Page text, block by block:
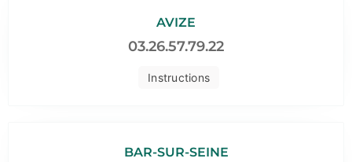
Instructions
AVIZE
03.26.57.79.22
BAR-SUR-SEINE